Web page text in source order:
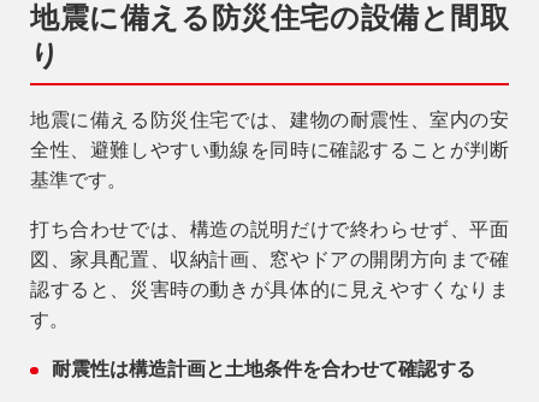
地震に備える防災住宅の設備と間取
り
地震に備える防災住宅では、建物の耐震性、室内の安
全性、避難しやすい動線を同時に確認することが判断
基準です。
打ち合わせでは、構造の説明だけで終わらせず、平面
図、家具配置、収納計画、窓やドアの開閉方向まで確
認すると、災害時の動きが具体的に見えやすくなりま
す。
耐震性は構造計画と土地条件を合わせて確認する